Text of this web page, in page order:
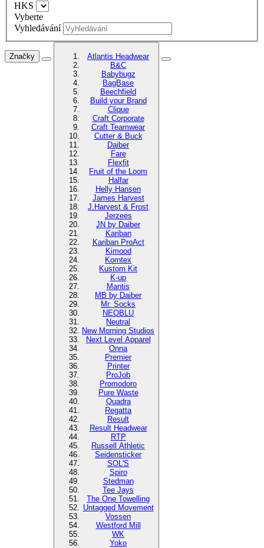
HKS
Vyberte
Vyhledávání
Značky
Atlantis Headwear
B&C
Babybugz
BagBase
Beechfield
Build your Brand
Clique
Craft Corporate
Craft Teamwear
Cutter & Buck
Daiber
Fare
Flexfit
Fruit of the Loom
Halfar
Helly Hansen
James Harvest
J.Harvest & Frost
Jerzees
JN by Daiber
Kariban
Kariban ProAct
Kimood
Korntex
Kustom Kit
K-up
Mantis
MB by Daiber
Mr. Socks
NEOBLU
Neutral
New Morning Studios
Next Level Apparel
Onna
Premier
Printer
ProJob
Promodoro
Pure Waste
Quadra
Regatta
Result
Result Headwear
RTP
Russell Athletic
Seidensticker
SOL'S
Spiro
Stedman
Tee Jays
The One Towelling
Untagged Movement
Vossen
Westford Mill
WK
Yoko